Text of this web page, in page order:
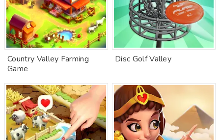
Country Valley Farming
Game
Disc Golf Valley